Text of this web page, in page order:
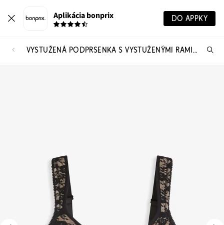
Aplikácia bonprix DO APPKY
VYSTUŽENÁ PODPRSENKA S VYSTUŽENÝMI RAMIENKAMI